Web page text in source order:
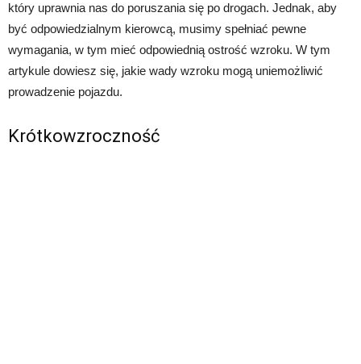
który uprawnia nas do poruszania się po drogach. Jednak, aby
być odpowiedzialnym kierowcą, musimy spełniać pewne
wymagania, w tym mieć odpowiednią ostrość wzroku. W tym
artykule dowiesz się, jakie wady wzroku mogą uniemożliwić
prowadzenie pojazdu.
Krótkowzroczność